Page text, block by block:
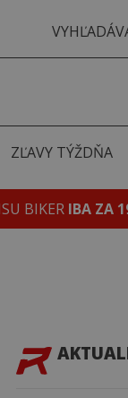
ZĽAVY TÝŽDŇA
BIKER IBA ZA